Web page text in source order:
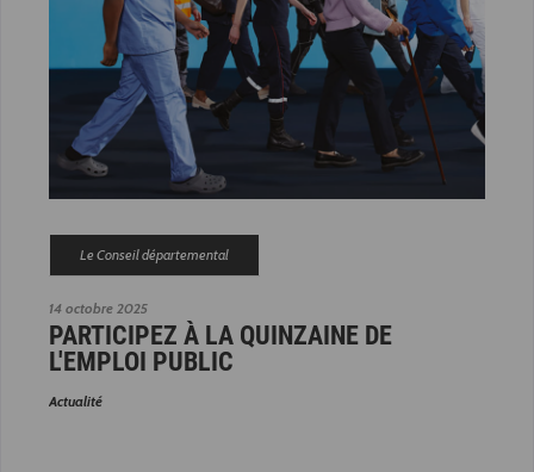
14 octobre 2025
Le Conseil départemental
PARTICIPEZ À LA QUINZAINE DE
L'EMPLOI PUBLIC
Actualité